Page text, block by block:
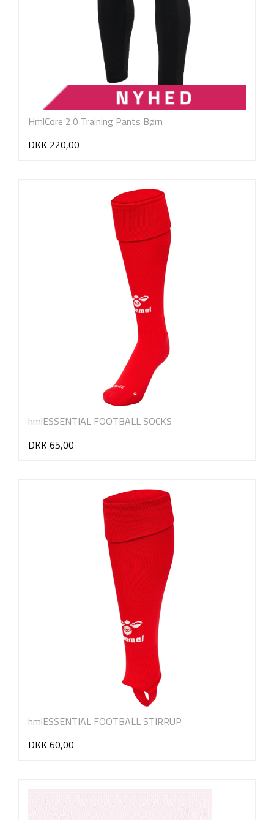
HmlCore 2.0 Training Pants Børn
DKK 220,00
hmlESSENTIAL FOOTBALL SOCKS
DKK 65,00
hmlESSENTIAL FOOTBALL STIRRUP
DKK 60,00